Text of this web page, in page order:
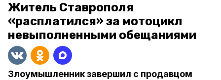
Житель Ставрополя
«расплатился» за мотоцикл
невыполненными обещаниями
Злоумышленник завершил с продавцом